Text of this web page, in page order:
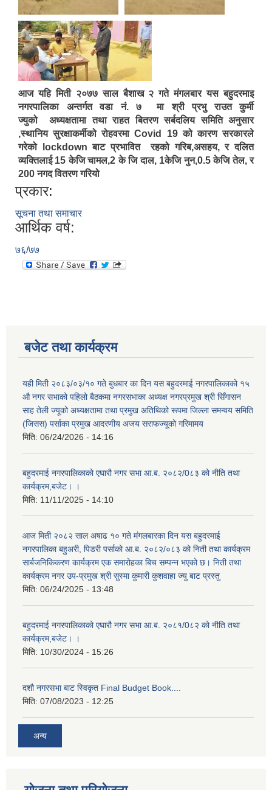
आज यहि मिती २०७७ साल बैशाख २ गते मंगलबार यस बहुदरमाइ
नगरपालिका अन्तर्गत वडा नं. ७ मा श्री प्रभु राउत कुर्मी
ज्युको अध्यक्षतामा तथा राहत बितरण सर्बदलिय समिति अनुसार
,स्थानिय सुरक्षाकर्मीको रोहवरमा Covid 19 को कारण सरकारले
गरेको lockdown बाट प्रभावित रहको गरिब,असहय, र दलित
व्यक्तिलाई 15 केजि चामल,2 के जि दाल, 1केजि नुन,0.5 केजि तेल, र
200 नगद वितरण गरियो
प्रकार:
सूचना तथा समाचार
आर्थिक वर्ष:
७६/७७
बजेट तथा कार्यक्रम
यही मिती २०८३/०३/१० गते बुधबार का दिन यस बहुदरमाई नगरपालिकाको १५
औ नगर सभाको पहिलो बैठकमा नगरसभाका अध्यक्ष नगरप्रमुख श्री सिँगासन
साह तेली ज्यूको अध्यक्षतामा तथा प्रमुख अतिथिको रूपमा जिल्ला समन्वय समिति
(जिसस) पर्साका प्रमुख आदरणीय अजय सराफज्यूको गरिमामय
मिति: 06/24/2026 - 14:16
बहुदरमाई नगरपालिकाको एघारौ नगर सभा आ.ब. २०८२/0८३ को नीति तथा
कार्यक्रम,बजेट। ।
मिति: 11/11/2025 - 14:10
आज मिती २०८२ साल अषाढ १० गते मंगलबारका दिन यस बहुदरमाई
नगरपालिका बहुअरी, पिडरी पर्साको आ.ब. २०८२/०८३ को निती तथा कार्यक्रम
सार्बजनिकिकरण कार्यक्रम एक समारोहका बिच सम्पन्न भएको छ। निती तथा
कार्यक्रम नगर उप-प्रमुख श्री सुस्मा कुमारी कुशवाहा ज्यु बाट प्रस्तु
मिति: 06/24/2025 - 13:48
बहुदरमाई नगरपालिकाको एघारौ नगर सभा आ.ब. २०८१/0८२ को नीति तथा
कार्यक्रम,बजेट। ।
मिति: 10/30/2024 - 15:26
दशौ नगरसभा बाट स्विकृत Final Budget Book....
मिति: 07/08/2023 - 12:25
अन्य